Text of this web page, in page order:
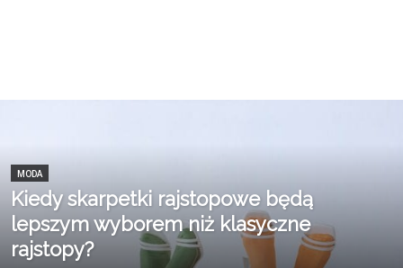
MODA
Kiedy skarpetki rajstopowe będą
lepszym wyborem niż klasyczne
rajstopy?